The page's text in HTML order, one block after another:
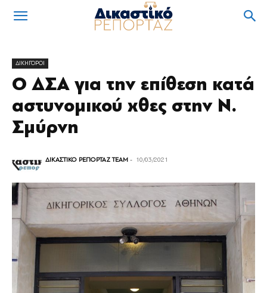
ΔΙΚΗΓΟΡΟΙ
Ο ΔΣΑ για την επίθεση κατά
αστυνομικού χθες στην Ν.
Σμύρνη
ΔΙΚΑΣΤΙΚΟ ΡΕΠΟΡΤΑΖ TEAM - 10/03/2021